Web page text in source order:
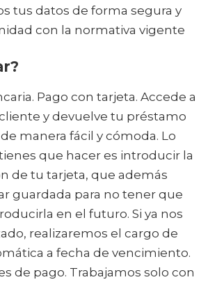
tus datos de forma segura y
con la normativa vigente
Pago con tarjeta. Accede a
y devuelve tu préstamo
manera fácil y cómoda. Lo
que hacer es introducir la
de tu tarjeta, que además
guardada para no tener que
en el futuro. Si ya nos
realizaremos el cargo de
a fecha de vencimiento.
de pago. Trabajamos solo con